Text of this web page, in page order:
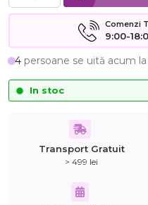
Comenzi
9:00-
4 persoane se uită acum
In stoc
Transport Gratuit
> 499 lei